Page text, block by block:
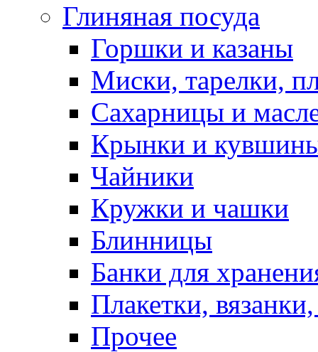
Глиняная посуда
Горшки и казаны
Миски, тарелки,
Сахарницы и
Крынки и
Чайники
Кружки и чашки
Блинницы
Банки для
Плакетки,
Прочее